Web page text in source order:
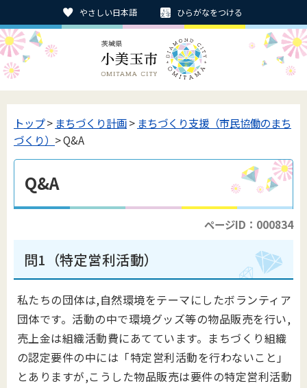
やさしい日本語 ひらがなをつける
トップ> まちづくり計画> まちづくり支援（市民協働のまち
づくり） > Q&A
Q&A
ページID：000834
問1（特定営利活動）
私たちの団体は,自然環境をテーマにしたボランティア
団体です。活動の中で環境グッズ等の物品販売を行い,
売上金は組織活動費にあてています。まちづくり組織
の認定要件の中には「特定営利活動を行わないこと」
とありますが,こうした物品販売は要件の特定営利活動